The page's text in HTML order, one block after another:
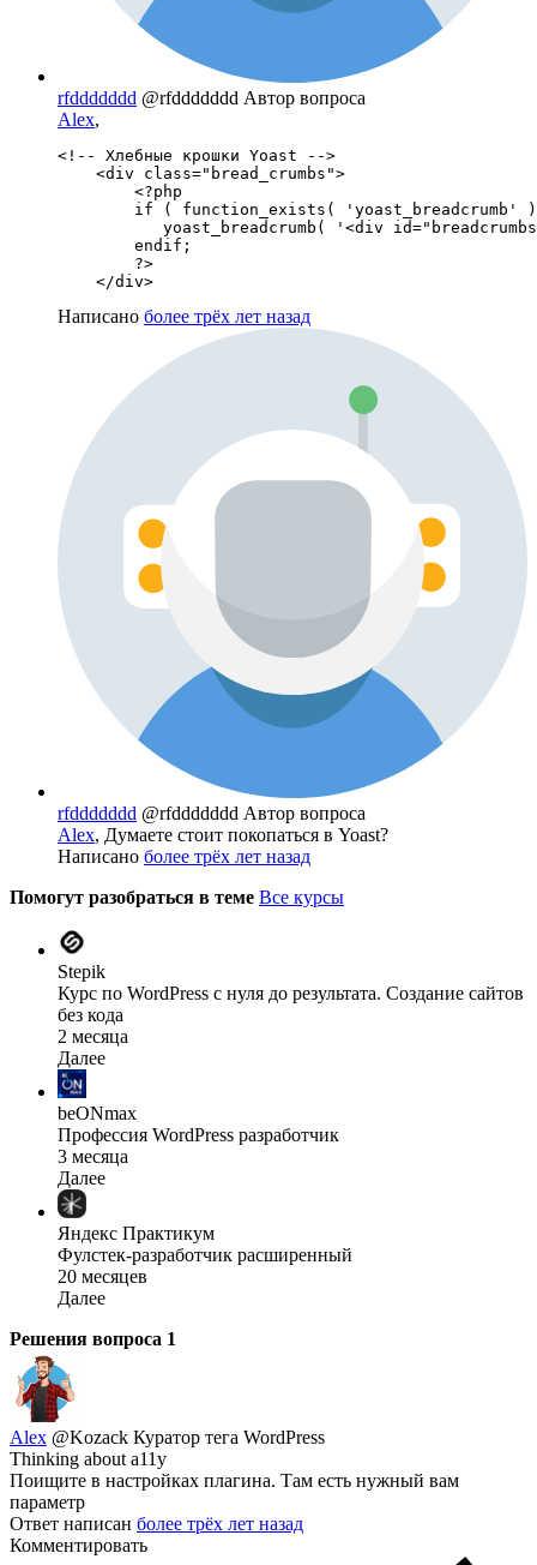
rfddddddd @rfddddddd Автор вопроса
Alex,
<!-- Хлебные крошки Yoast -->
    <div class="bread_crumbs">
        <?php
if ( function_exists( 'yoast_breadcrumb'
yoast_breadcrumb( '<div
        endif;
        ?>
    </div>
Написано более трёх лет назад
rfddddddd @rfddddddd Автор вопроса
Alex, Думаете стоит покопаться в Yoast?
Написано более трёх лет назад
Помогут разобраться в теме Все курсы
Stepik
Курс по WordPress с нуля до результата. Создание сайтов
без кода
2 месяца
Далее
beONmax
Профессия WordPress разработчик
3 месяца
Далее
Яндекс Практикум
Фулстек-разработчик расширенный
20 месяцев
Далее
Решения вопроса 1
Alex @Kozack Куратор тега WordPress
Thinking about a11y
Поищите в настройках плагина. Там есть нужный вам
параметр
Ответ написан более трёх лет назад
Комментировать